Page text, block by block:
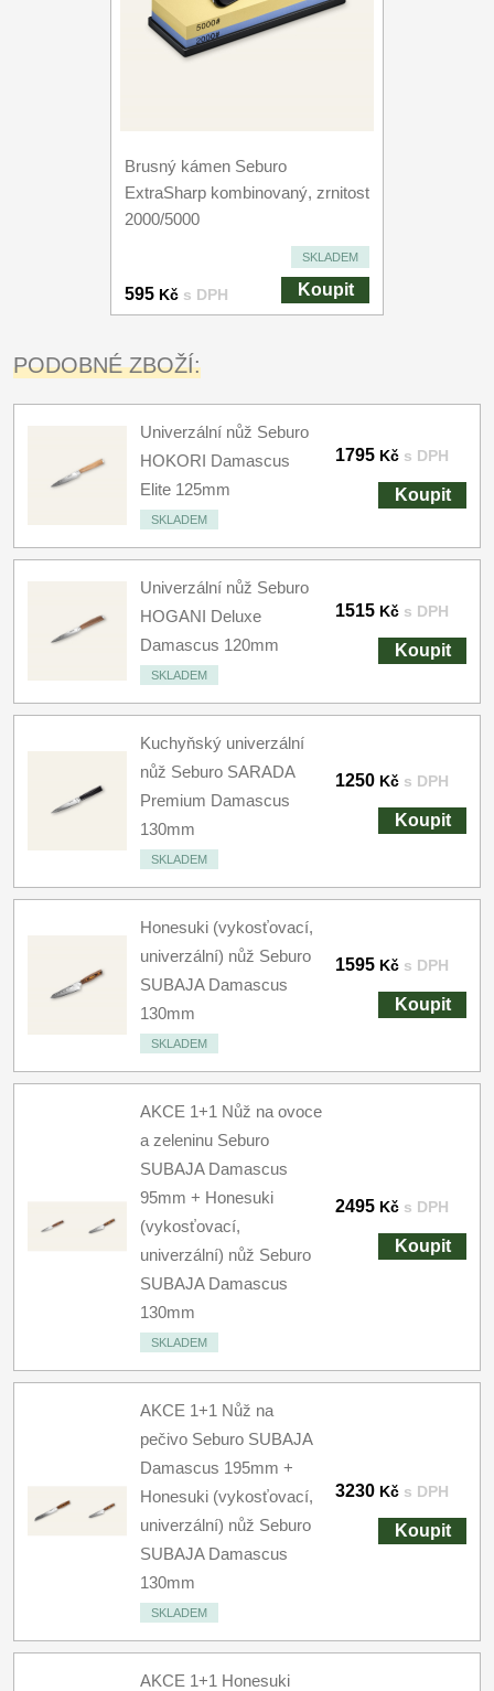
Brusný kámen Seburo
ExtraSharp kombinovaný, zrnitost
2000/5000
SKLADEM
595 Kč s DPH Koupit
PODOBNÉ ZBOŽÍ:
Univerzální nůž Seburo
HOKORI Damascus
Elite 125mm
SKLADEM
1795 Kč s DPH
Koupit
Univerzální nůž Seburo
HOGANI Deluxe
Damascus 120mm
SKLADEM
1515 Kč s DPH
Koupit
Kuchyňský univerzální
nůž Seburo SARADA
Premium Damascus
130mm
SKLADEM
1250 Kč s DPH
Koupit
Honesuki (vykosťovací,
univerzální) nůž Seburo
SUBAJA Damascus
130mm
SKLADEM
1595 Kč s DPH
Koupit
AKCE 1+1 Nůž na ovoce
a zeleninu Seburo
SUBAJA Damascus
95mm + Honesuki
(vykosťovací,
univerzální) nůž Seburo
SUBAJA Damascus
130mm
SKLADEM
2495 Kč s DPH
Koupit
AKCE 1+1 Nůž na
pečivo Seburo SUBAJA
Damascus 195mm +
Honesuki (vykosťovací,
univerzální) nůž Seburo
SUBAJA Damascus
130mm
SKLADEM
3230 Kč s DPH
Koupit
AKCE 1+1 Honesuki